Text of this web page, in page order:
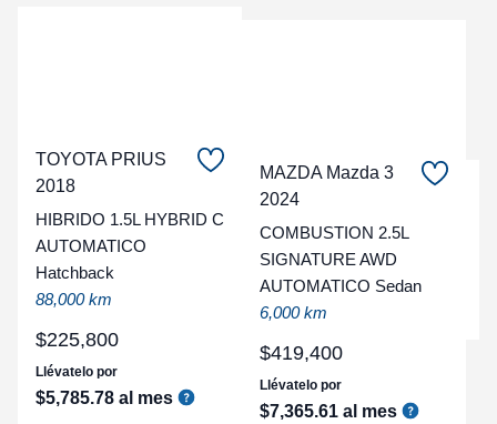
TOYOTA PRIUS
2018
HIBRIDO 1.5L HYBRID C
AUTOMATICO
Hatchback
88,000 km
$225,800
Llévatelo por
$5,785.78 al mes
MAZDA Mazda 3
2024
COMBUSTION 2.5L
SIGNATURE AWD
AUTOMATICO Sedan
6,000 km
$419,400
Llévatelo por
$7,365.61 al mes